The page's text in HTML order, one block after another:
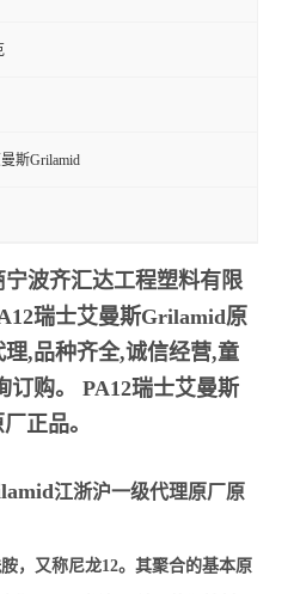
斯Grilamid
波齐汇达工程塑料有限
瑞士艾曼斯Grilamid原
,品种齐全,诚信经营,童
订购。 PA12瑞士艾曼斯
正品。
江浙沪一级代理原厂原
，又称尼龙12。其聚合的基本原